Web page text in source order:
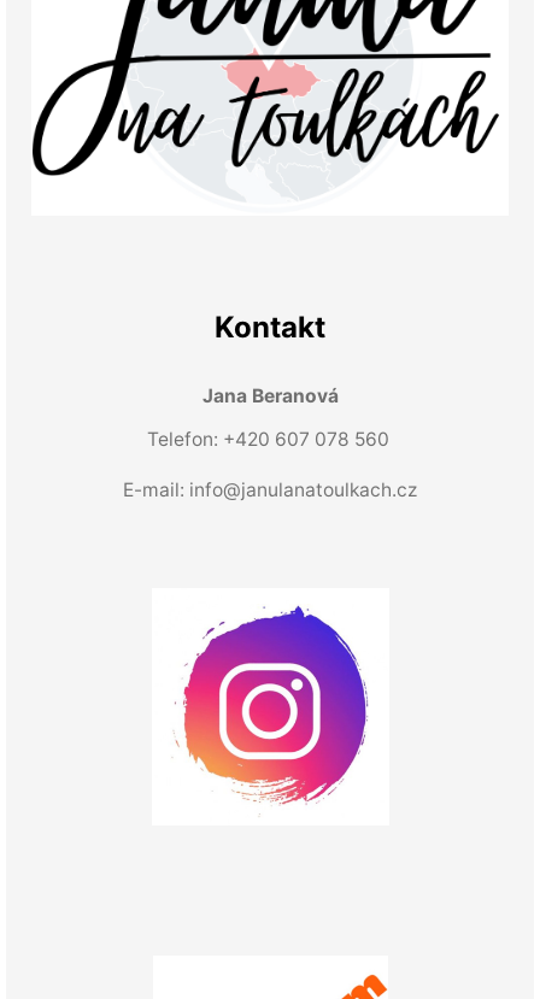
Kontakt
Jana Beranová
Telefon: +420 607 078 560
E-mail: info@janulanatoulkach.cz